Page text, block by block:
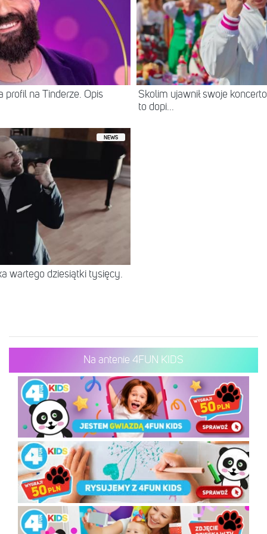
profil na Tinderze. Opis
Skolim ujawnił swoje
to dopi...
NEWS
wartego dziesiątki tysięcy.
Na antenie 4FUN KIDS